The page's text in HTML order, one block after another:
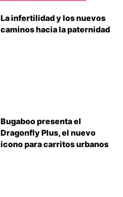
La infertilidad y los nuevos
caminos hacia la paternidad
Bugaboo presenta el
Dragonfly Plus, el nuevo
icono para carritos urbanos